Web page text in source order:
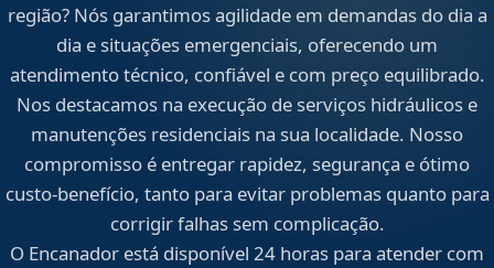
região? Nós garantimos agilidade em demandas do dia a
dia e situações emergenciais, oferecendo um
atendimento técnico, confiável e com preço equilibrado.
Nos destacamos na execução de serviços hidráulicos e
manutenções residenciais na sua localidade. Nosso
compromisso é entregar rapidez, segurança e ótimo
custo-benefício, tanto para evitar problemas quanto para
corrigir falhas sem complicação.
O Encanador está disponível 24 horas para atender com